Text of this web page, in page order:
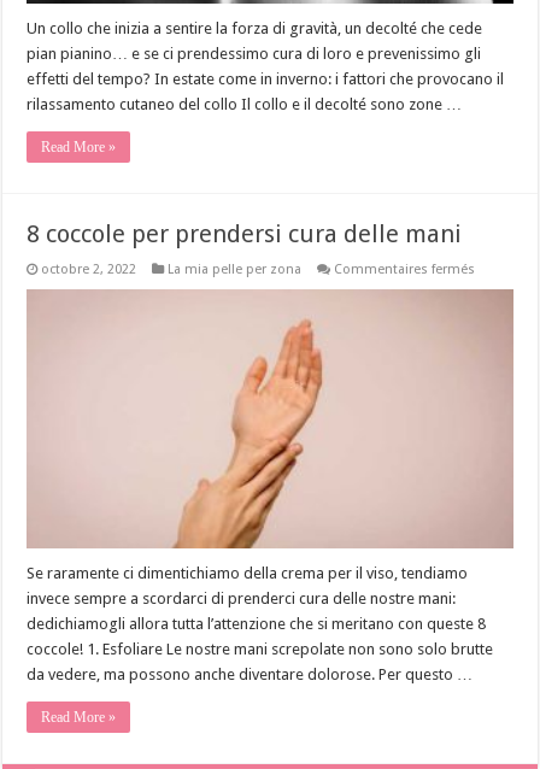
Un collo che inizia a sentire la forza di gravità, un decolté che cede
pian pianino… e se ci prendessimo cura di loro e prevenissimo gli
effetti del tempo? In estate come in inverno: i fattori che provocano il
rilassamento cutaneo del collo Il collo e il decolté sono zone …
Read More »
8 coccole per prendersi cura delle mani
octobre 2, 2022 La mia pelle per zona Commentaires fermés
Se raramente ci dimentichiamo della crema per il viso, tendiamo
invece sempre a scordarci di prenderci cura delle nostre mani:
dedichiamogli allora tutta l’attenzione che si meritano con queste 8
coccole! 1. Esfoliare Le nostre mani screpolate non sono solo brutte
da vedere, ma possono anche diventare dolorose. Per questo …
Read More »